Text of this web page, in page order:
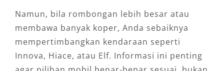
Namun, bila rombongan lebih besar atau
membawa banyak koper, Anda sebaiknya
mempertimbangkan kendaraan seperti
Innova, Hiace, atau Elf. Informasi ini penting